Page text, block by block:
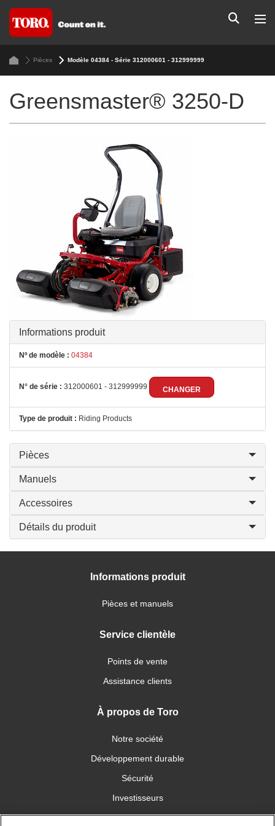
Pièces Modèle 04384 - Série 312000601 - 312999999
Greensmaster® 3250-D
Informations produit
Nº de modèle : 04384
N° de série : 312000601 - 312999999 CHANGER
Type de produit : Riding Products
Pièces
Manuels
Accessoires
Détails du produit
Informations produit
Pièces et manuels
Service clientèle
Points de vente
Assistance clients
À propos de Toro
Notre société
Développement durable
Sécurité
Investisseurs
Carrières